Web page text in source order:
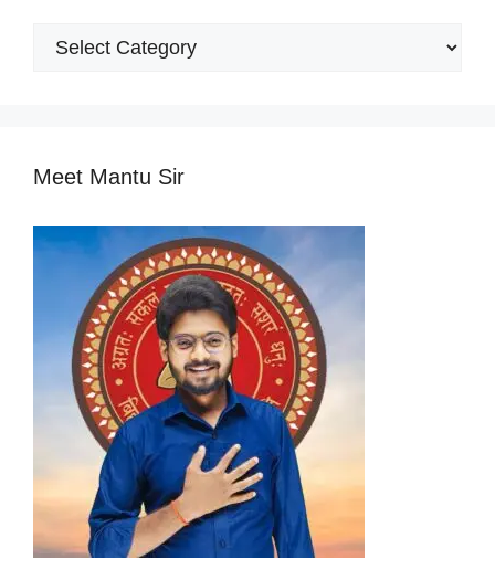
Popular
Meet Mantu Sir